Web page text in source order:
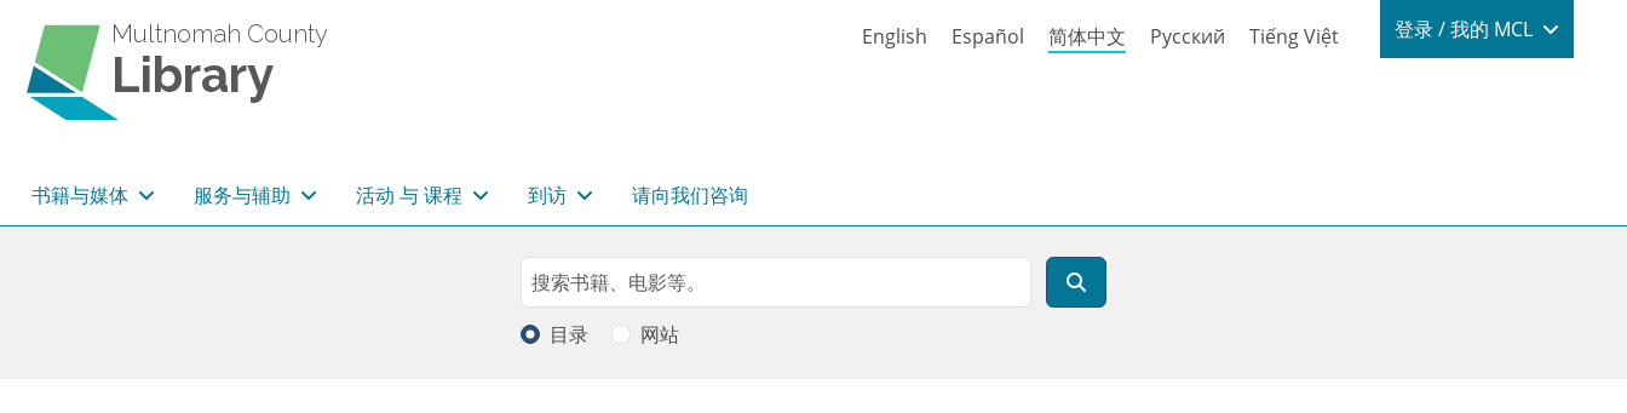
Multnomah County
Library
English Español 简体中文 Русский Tiếng Việt Login / My
登录 / 我的 MCL
主导航
书籍与媒体 服务与辅助 活动 与 课程 到访 请向我们咨询
Search
搜索
目录 网站